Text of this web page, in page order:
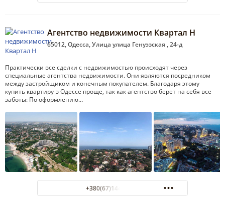
Агентство недвижимости Квартал Н
65012, Одесса, Улица улица Генуэзская , 24-д
Практически все сделки с недвижимостью происходят через
специальные агентства недвижимости. Они являются посредником
между застройщиком и конечным покупателем. Благодаря этому
купить квартиру в Одессе проще, так как агентство берет на себя все
заботы: По оформлению…
+380(67)144-98-44